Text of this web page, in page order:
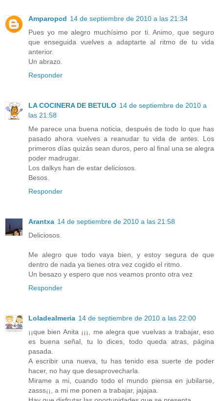
Amparopcd 14 de septiembre de 2010 a las 21:34
Pues yo me alegro muchísimo por ti. Animo, que seguro
que enseguida vuelves a adaptarte al ritmo de tu vida
anterior.
Un abrazo.
Responder
LA COCINERA DE BETULO 14 de septiembre de 2010 a
las 21:58
Me parece una buena noticia, después de todo lo que has
pasado ahora vuelves a reanudar tu vida de antes. Los
primeros días quizás sean duros, pero al final una se alegra
poder madrugar.
Los dalkys han de estar deliciosos.
Besos.
Responder
Arantxa 14 de septiembre de 2010 a las 21:58
Deliciosos.
Me alegro que todo vaya bien, y estoy segura de que
dentro de nada ya tienes otra vez cogido el ritmo.
Un besazo y espero que nos veamos pronto otra vez
Responder
Loladealmeria 14 de septiembre de 2010 a las 22:00
¡¡que bien Anita ¡¡¡, me alegra que vuelvas a trabajar, eso
es buena señal, tu lo dices, todo queda atras, página
pasada.
A escribir una nueva, tu has tenido esa suerte de poder
hacer, no hay que desaprovecharla.
Mirame a mi, cuando todo el mundo piensa en jubilarse,
zasss¡¡, a mi me ponen a trabajar, jajajaa.